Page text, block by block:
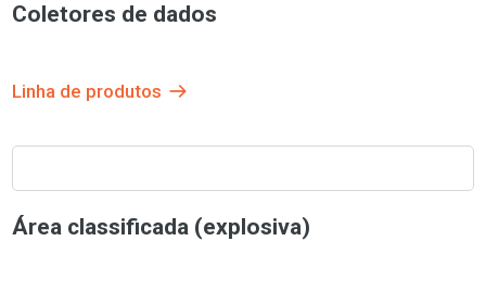
Coletores de dados
Linha de produtos
Área classificada (explosiva)